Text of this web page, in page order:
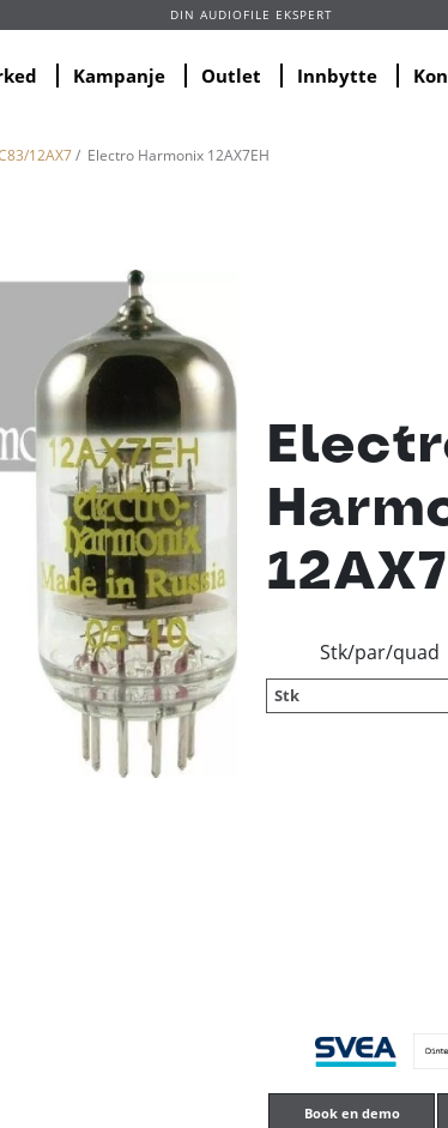
DIN AUDIOFILE EKSPERT
Kampanje Outlet Innbytte
12AX7/ Electro Harmonix 12AX7EH
Stk/par/quad
Book en demo